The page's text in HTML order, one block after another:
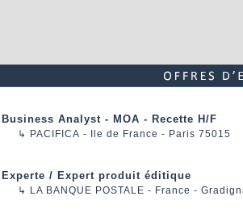
Business Analyst - MOA - Recette H/F
↳ PACIFICA - Ile de France - Paris 75015
Experte / Expert produit éditique
↳ LA BANQUE POSTALE - France -